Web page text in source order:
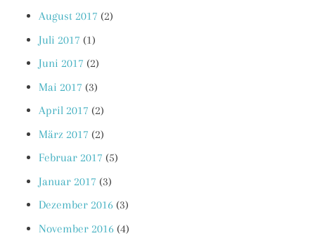
August 2017 (2)
Juli 2017 (1)
Juni 2017 (2)
Mai 2017 (3)
April 2017 (2)
März 2017 (2)
Februar 2017 (5)
Januar 2017 (3)
Dezember 2016 (3)
November 2016 (4)